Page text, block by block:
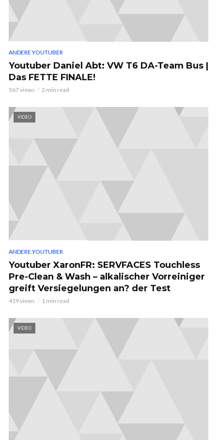
ANDERE YOUTUBER
Youtuber Daniel Abt: VW T6 DA-Team Bus |
Das FETTE FINALE!
367 views 2 min read
VIDEO
ANDERE YOUTUBER
Youtuber XaronFR: SERVFACES Touchless
Pre-Clean & Wash – alkalischer Vorreiniger
greift Versiegelungen an? der Test
419 views 1 min read
VIDEO